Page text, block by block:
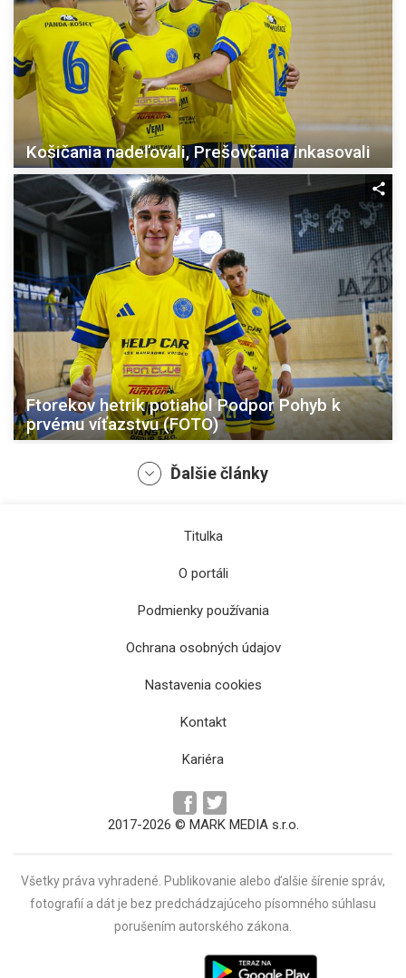
Košičania nadeľovali, Prešovčania inkasovali
Ftorekov hetrik potiahol Podpor Pohyb k
prvému víťazstvu (FOTO)
Slováci nepostúpili na šampionát, Drahovský:
„Všetci sú sklamaní“
Nové vedenie, omladený káder, rovnaké ciele
Ďalšie články
Titulka
O portáli
Podmienky používania
Ochrana osobných údajov
Nastavenia cookies
Kontakt
Kariéra
2017-2026 © MARK MEDIA s.r.o.
Všetky práva vyhradené. Publikovanie alebo ďalšie šírenie správ,
fotografií a dát je bez predchádzajúceho písomného súhlasu
porušením autorského zákona.